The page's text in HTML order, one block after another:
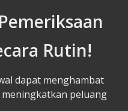
Rutin!
dapat menghambat
peluang